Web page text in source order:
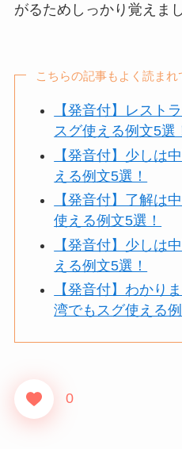
がるためしっかり覚えま
こちらの記事もよく読まれ
【発音付】レスト
スグ使える例文5選
【発音付】少しは
える例文5選！
【発音付】了解は
使える例文5選！
【発音付】少しは
える例文5選！
【発音付】わかり
湾でもスグ使える例
0